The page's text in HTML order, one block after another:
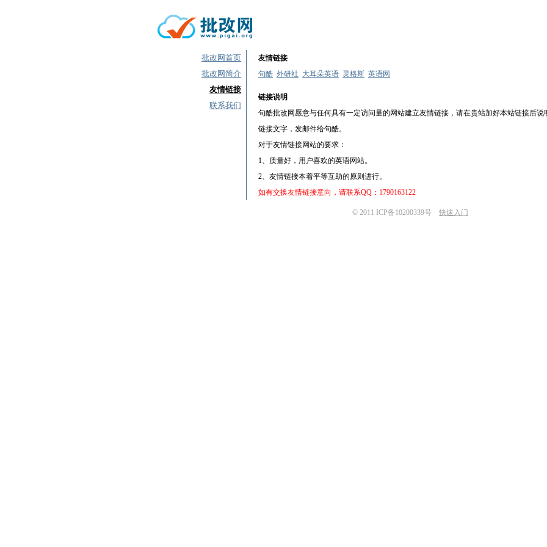
批改网首页
批改网简介
友情链接
联系我们
友情链接
句酷 外研社 大耳朵英语 灵格斯 英语网
链接说明
句酷批改网愿意与任何具有一定访问量的网站建立友情链接，请在贵站加好本站链接后说
链接文字，发邮件给句酷。
对于友情链接网站的要求：
1、质量好，用户喜欢的英语网站。
2、友情链接本着平等互助的原则进行。
如有交换友情链接意向，请联系QQ：1790163122
© 2011 ICP备10200339号 快速入门